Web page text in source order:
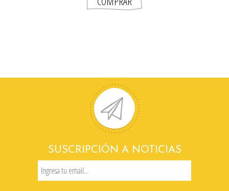
SUSCRIPCIÓN A NOTICIAS